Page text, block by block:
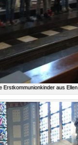
Erstkommunionkinder aus Ellen